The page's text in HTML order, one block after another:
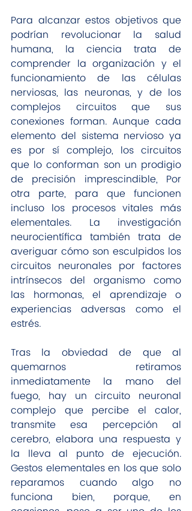
Para alcanzar estos objetivos que
podrían revolucionar la salud
humana, la ciencia trata de
comprender la organización y el
funcionamiento de las células
nerviosas, las neuronas, y de los
complejos circuitos que sus
conexiones forman. Aunque cada
elemento del sistema nervioso ya
es por sí complejo, los circuitos
que lo conforman son un prodigio
de precisión imprescindible, Por
otra parte, para que funcionen
incluso los procesos vitales más
elementales. La investigación
neurocientífica también trata de
averiguar cómo son esculpidos los
circuitos neuronales por factores
intrínsecos del organismo como
las hormonas, el aprendizaje o
experiencias adversas como el
estrés.
Tras la obviedad de que al
quemarnos retiramos
inmediatamente la mano del
fuego, hay un circuito neuronal
complejo que percibe el calor,
transmite esa percepción al
cerebro, elabora una respuesta y
la lleva al punto de ejecución.
Gestos elementales en los que solo
reparamos cuando algo no
funciona bien, porque, en